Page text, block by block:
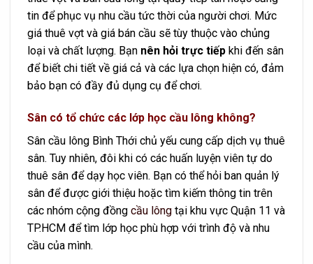
tin để phục vụ nhu cầu tức thời của người chơi. Mức
giá thuê vợt và giá bán cầu sẽ tùy thuộc vào chủng
loại và chất lượng. Bạn nên hỏi trực tiếp khi đến sân
để biết chi tiết về giá cả và các lựa chọn hiện có, đảm
bảo bạn có đầy đủ dụng cụ để chơi.
Sân có tổ chức các lớp học cầu lông không?
Sân cầu lông Bình Thới chủ yếu cung cấp dịch vụ thuê
sân. Tuy nhiên, đôi khi có các huấn luyện viên tự do
thuê sân để dạy học viên. Bạn có thể hỏi ban quản lý
sân để được giới thiệu hoặc tìm kiếm thông tin trên
các nhóm cộng đồng cầu lông tại khu vực Quận 11 và
TP.HCM để tìm lớp học phù hợp với trình độ và nhu
cầu của mình.